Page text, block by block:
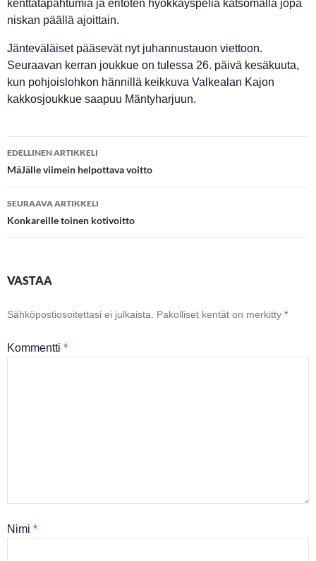
kenttätapahtumia ja eritoten hyökkäyspeliä katsomalla jopa
niskan päällä ajoittain.
Jänteväläiset pääsevät nyt juhannustauon viettoon.
Seuraavan kerran joukkue on tulessa 26. päivä kesäkuuta,
kun pohjoislohkon hännillä keikkuva Valkealan Kajon
kakkosjoukkue saapuu Mäntyharjuun.
Artikkelien
selaus
EDELLINEN ARTIKKELI
MäJälle viimein helpottava voitto
SEURAAVA ARTIKKELI
Konkareille toinen kotivoitto
VASTAA
Sähköpostiosoitettasi ei julkaista. Pakolliset kentät on merkitty *
Kommentti *
Nimi *